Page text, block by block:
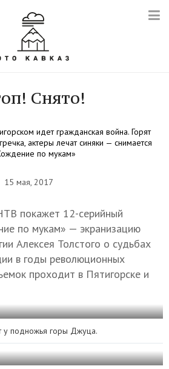
Снято!
идет гражданская война. Горят
актеры лечат синяки — снимается
по мукам»
15 мая, 2017
покажет 12-серийный
по мукам» — экранизацию
Алексея Толстого о судьбах
в годы революционных
проходит в Пятигорске и
у подножья горы Джуца.